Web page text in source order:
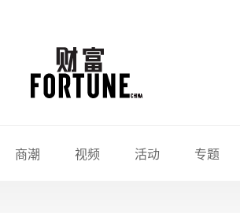
商潮 视频 活动 专题